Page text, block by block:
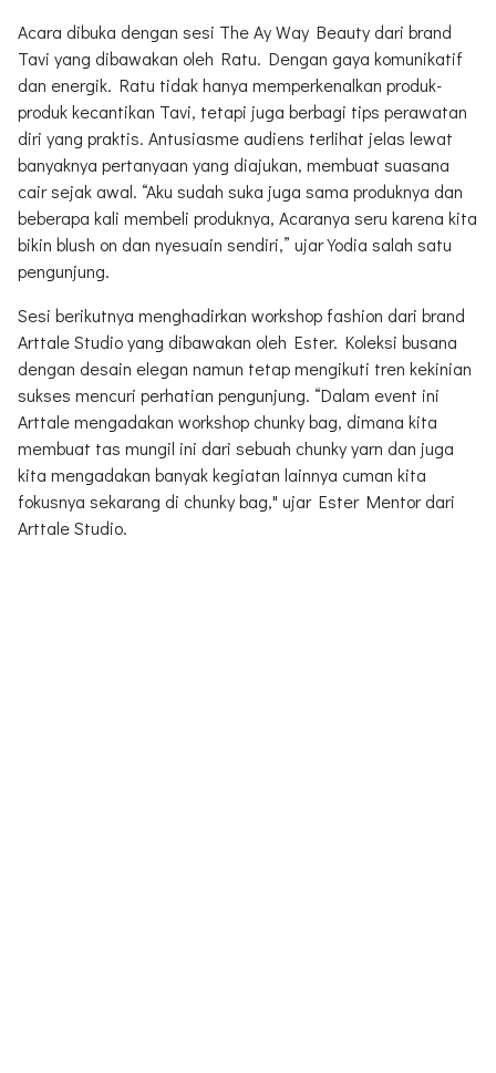
Acara dibuka dengan sesi The Ay Way Beauty dari brand
Tavi yang dibawakan oleh Ratu. Dengan gaya komunikatif
dan energik. Ratu tidak hanya memperkenalkan produk-
produk kecantikan Tavi, tetapi juga berbagi tips perawatan
diri yang praktis. Antusiasme audiens terlihat jelas lewat
banyaknya pertanyaan yang diajukan, membuat suasana
cair sejak awal. “Aku sudah suka juga sama produknya dan
beberapa kali membeli produknya, Acaranya seru karena kita
bikin blush on dan nyesuain sendiri,” ujar Yodia salah satu
pengunjung.
Sesi berikutnya menghadirkan workshop fashion dari brand
Arttale Studio yang dibawakan oleh Ester. Koleksi busana
dengan desain elegan namun tetap mengikuti tren kekinian
sukses mencuri perhatian pengunjung. “Dalam event ini
Arttale mengadakan workshop chunky bag, dimana kita
membuat tas mungil ini dari sebuah chunky yarn dan juga
kita mengadakan banyak kegiatan lainnya cuman kita
fokusnya sekarang di chunky bag," ujar Ester Mentor dari
Arttale Studio.